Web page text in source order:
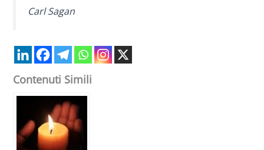
Carl Sagan
Contenuti Simili